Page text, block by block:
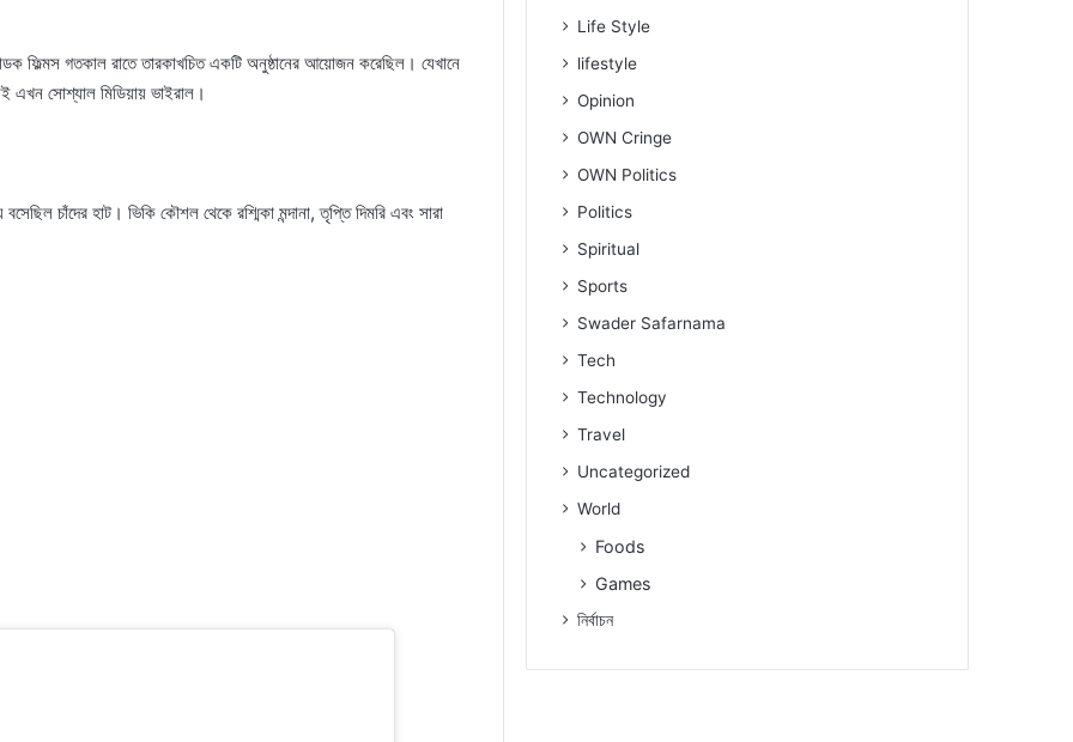
ফিল্মস গতকাল রাতে তারকাখচিত একটি অনুষ্ঠানের আয়োজন করেছিল। যেখানে
এখন সোশ্যাল মিডিয়ায় ভাইরাল।
চাঁদের হাট। ভিকি কৌশল থেকে রশ্মিকা মন্দানা, তৃপ্তি দিমরি এবং সারা
Life Style
lifestyle
Opinion
OWN Cringe
OWN Politics
Politics
Spiritual
Sports
Swader Safarnama
Tech
Technology
Travel
Uncategorized
World
Foods
Games
নিৰ্বাচন